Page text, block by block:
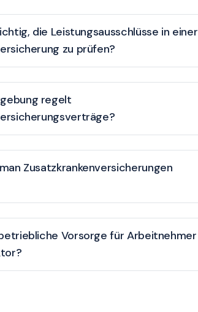
die Leistungsausschlüsse in einer
zu prüfen?
regelt
Zusatzkrankenversicherungen
Vorsorge für Arbeitnehmer